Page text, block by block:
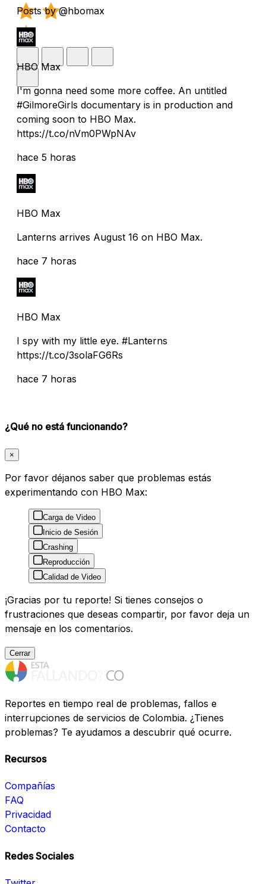
Posts by @hbomax
HBO Max
I'm gonna need some more coffee. An untitled
#GilmoreGirls documentary is in production and
coming soon to HBO Max.
https://t.co/nVm0PWpNAv
hace 5 horas
HBO Max
Lanterns arrives August 16 on HBO Max.
hace 7 horas
HBO Max
I spy with my little eye. #Lanterns
https://t.co/3solaFG6Rs
hace 7 horas
¿Qué no está funcionando?
×
Por favor déjanos saber que problemas estás
experimentando con HBO Max:
Carga de Video
Inicio de Sesión
Crashing
Reproducción
Calidad de Video
¡Gracias por tu reporte! Si tienes consejos o
frustraciones que deseas compartir, por favor deja un
mensaje en los comentarios.
Cerrar
Reportes en tiempo real de problemas, fallos e
interrupciones de servicios de Colombia. ¿Tienes
problemas? Te ayudamos a descubrir qué ocurre.
Recursos
Compañías
FAQ
Privacidad
Contacto
Redes Sociales